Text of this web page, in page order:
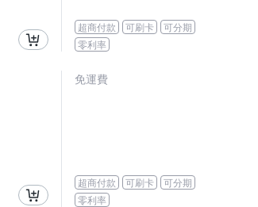
超商付款 可刷卡
可分期
零利率
免運費
超商付款 可刷卡
可分期
零利率